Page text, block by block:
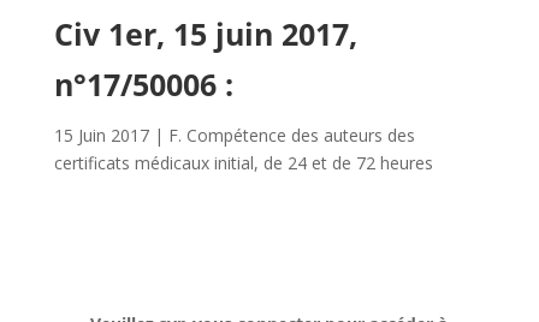
Civ 1er, 15 juin 2017,
n°17/50006 :
15 Juin 2017| F. Compétence des auteurs des
certificats médicaux initial, de 24 et de 72 heures